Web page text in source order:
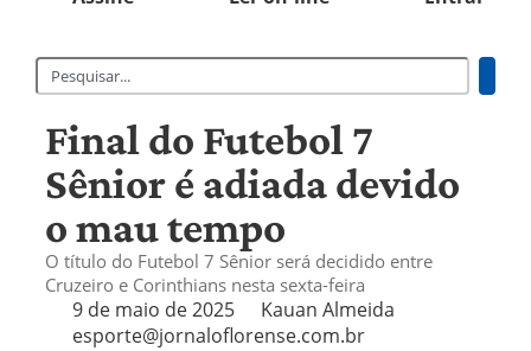
Final do Futebol 7
Sênior é adiada devido
o mau tempo
O título do Futebol 7 Sênior será decidido entre
Cruzeiro e Corinthians nesta sexta-feira
9 de maio de 2025
Kauan Almeida
esporte@jornaloflorense.com.br